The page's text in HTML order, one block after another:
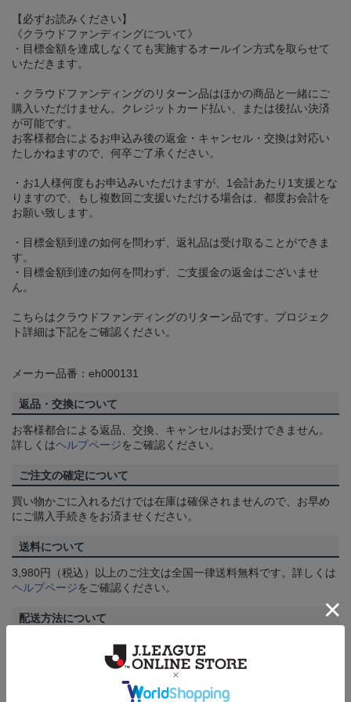
【必ずお読みください】
《クラウドファンディングについて》
・目標金額を達成しなくても実施するオールイン方式を取らせて
いただきます。
・クラウドファンディングのリターン品はほかの商品と一緒にご
購入いただけません。クレジットカード払い、または後払い決済
が可能です。
お客様都合によるお申込み後の返金・キャンセル・交換は対応い
たしかねますので、何卒ご了承ください。
・お1人様何度もお申込みいただけますが、1会計あたり1支援とな
りますので、もし複数回ご支援いただける場合は、都度お会計を
お願い致します。
・目標金額到達の如何を問わず、返礼品は受け取ることができま
す。
・目標金額到達の如何を問わず、ご支援金の返金はございませ
ん。
こちらはクラウドファンディングのリターン品です。プロジェク
ト詳細は下記をご確認ください。
メーカー品番：eh000131
返品・交換について
お客様都合による返品、交換、キャンセルはお受けできません。
詳しくはヘルプページをご確認ください。
ご注文の確定について
買い物かごに入れるだけでは在庫は確保されませんので、お早め
にご購入手続きをお済ませください。
送料について
3,980円（税込）以上のご注文は全国一律送料無料です。詳しくは
ヘルプページをご確認ください。
配送方法について
一部商品はメール便でのお届けとなる場合がございます。詳しく
をご確認ください。